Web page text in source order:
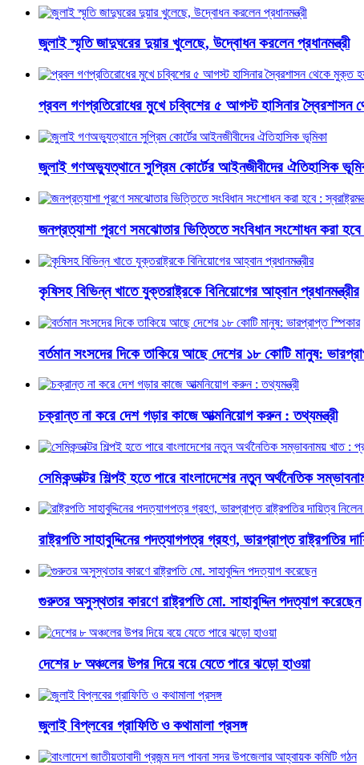
জুলাই স্মৃতি জাদুঘরের দুয়ার খুলেছে, উদ্বোধন করলেন প্রধানমন্ত্রী
প্রবল গণপ্রতিরোধের মুখে চব্বিশের ৫ আগস্ট হাসিনার স্বৈরশাসন
জুলাই গণঅভ্যুত্থানে সুপ্রিম কোর্টের আইনজীবীদের ঐতিহাসিক
জনপ্রত্যাশা পূরণে সমঝোতার ভিত্তিতে সংবিধান সংশোধন করা হবে :
কৃষিসহ বিভিন্ন খাতে যুক্তরাষ্ট্রকে বিনিয়োগের আহ্বান প্রধানমন্ত্রীর
বর্তমান সংসদের দিকে তাকিয়ে আছে দেশের ১৮ কোটি মানুষ:
চক্রান্ত না করে দেশ গড়ার কাজে আত্মনিয়োগ করুন : তথ্যমন্ত্রী
সেমিকন্ডাক্টর শিল্পই হতে পারে বাংলাদেশের নতুন অর্থনৈতিক
রাষ্ট্রপতি সাহাবুদ্দিনের পদত্যাগপত্র গ্রহণ, ভারপ্রাপ্ত রাষ্ট্রপতির
গুরুতর অসুস্থতার কারণে রাষ্ট্রপতি মো. সাহাবুদ্দিন পদত্যাগ করেছেন
দেশের ৮ অঞ্চলের উপর দিয়ে বয়ে যেতে পারে ঝড়ো হাওয়া
জুলাই বিপ্লবের গ্রাফিতি ও কথামালা প্রসঙ্গ